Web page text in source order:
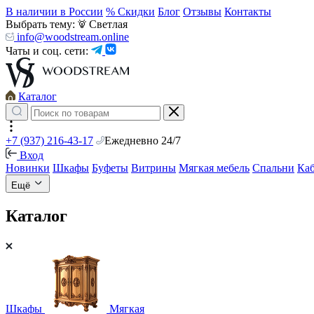
В наличии в России % Скидки Блог Отзывы Контакты
Выбрать тему:
Светлая
info@woodstream.online
Чаты и соц. сети:
Каталог
+7 (937) 216-43-17
Ежедневно 24/7
Вход
Новинки Шкафы Буфеты Витрины Мягкая мебель Спальни
Ещё
Каталог
Шкафы Мягкая